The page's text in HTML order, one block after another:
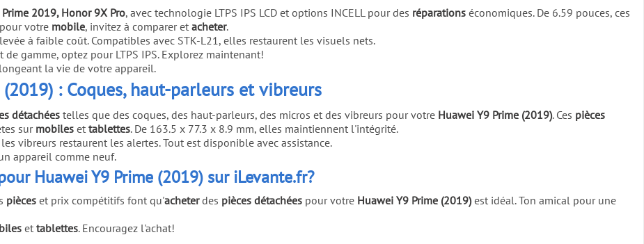
2019, Honor 9X Pro, avec technologie LTPS IPS LCD et options INCELL pour des réparations économiques. De 6.59 pouces, ces
votre mobile, invitez à comparer et acheter.
à faible coût. Compatibles avec STK-L21, elles restaurent les visuels nets.
gamme, optez pour LTPS IPS. Explorez maintenant!
la vie de votre appareil.
: Coques, haut-parleurs et vibreurs
détachées telles que des coques, des haut-parleurs, des micros et des vibreurs pour votre Huawei Y9 Prime (2019). Ces pièces
surmobiles et tablettes. De 163.5 x 77.3 x 8.9 mm, elles maintiennent l'intégrité.
vibreurs restaurent les alertes. Tout est disponible avec assistance.
appareil comme neuf.
Huawei Y9 Prime (2019) sur iLevante.fr?
pièces et prix compétitifs font qu'acheterdes pièces détachées pour votre Huawei Y9 Prime (2019)est idéal. Ton amical pour une
et tablettes. Encouragez l'achat!